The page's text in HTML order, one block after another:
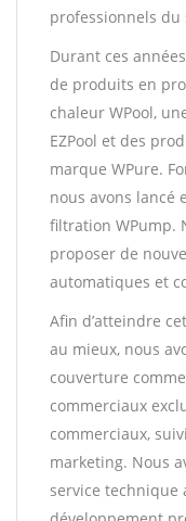
professionnels du
Durant ces
de produits en
chaleur WPool,
EZPool et des
marque WPure.
nous avons lancé
filtration WPump.
proposer de
automatiques et
Afin d’atteindre
au mieux, nous
couverture
commerciaux
commerciaux,
marketing. Nous
service technique